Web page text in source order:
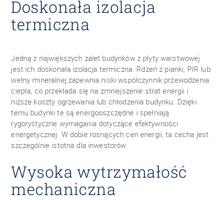
Doskonała izolacja
termiczna
Jedną z największych zalet budynków z płyty warstwowej
jest ich doskonała izolacja termiczna. Rdzeń z pianki, PIR lub
wełny mineralnej zapewnia niski współczynnik przewodzenia
ciepła, co przekłada się na zmniejszenie strat energii i
niższe koszty ogrzewania lub chłodzenia budynku. Dzięki
temu budynki te są energooszczędne i spełniają
rygorystyczne wymagania dotyczące efektywności
energetycznej. W dobie rosnących cen energii, ta cecha jest
szczególnie istotna dla inwestorów.
Wysoka wytrzymałość
mechaniczna